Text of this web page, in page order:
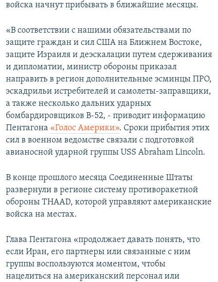
войска начнут прибывать в ближайшие месяцы.
«В соответствии с нашими обязательствами по
защите граждан и сил США на Ближнем Востоке,
защите Израиля и деэскалации путем сдерживания
и дипломатии, министр обороны приказал
направить в регион дополнительные эсминцы ПРО,
эскадрильи истребителей и самолеты-заправщики,
а также несколько дальних ударных
бомбардировщиков B-52, - приводит информацию
Пентагона «Голос Америки». Сроки прибытия этих
сил в военном ведомстве связали с подготовкой
авианосной ударной группы USS Abraham Lincoln.
В конце прошлого месяца Соединенные Штаты
развернули в регионе систему противоракетной
обороны THAAD, которой управляют американские
войска на местах.
Глава Пентагона «продолжает давать понять, что
если Иран, его партнеры или связанные с ним
группы воспользуются моментом, чтобы
нацелиться на американский персонал или